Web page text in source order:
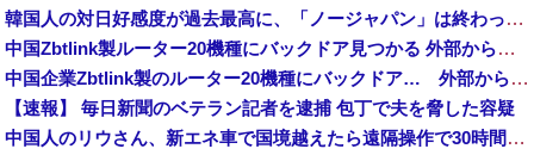
韓国人の対日好感度が過去最高に、「ノージャパン」は終わった？＝ネット「中国より100倍いい」
中国Zbtlink製ルーター20機種にバックドア見つかる 外部から完全制御のおそれ
中国企業Zbtlink製のルーター20機種にバックドア… 外部から完全制御のおそれ
【速報】 毎日新聞のベテラン記者を逮捕 包丁で夫を脅した容疑
中国人のリウさん、新エネ車で国境越えたら遠隔操作で30時間ロックされる！